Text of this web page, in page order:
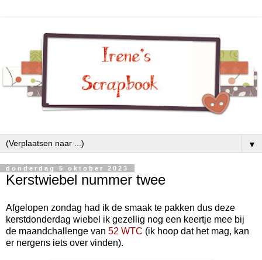
▼
donderdag 5 oktober 2023
Kerstwiebel nummer twee
Afgelopen zondag had ik de smaak te pakken dus deze
kerstdonderdag wiebel ik gezellig nog een keertje mee bij
de maandchallenge van 52 WTC (ik hoop dat het mag, kan
er nergens iets over vinden).